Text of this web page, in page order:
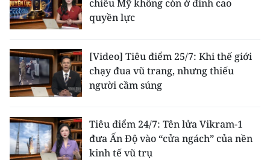
ENGLISH
FRANÇAIS
РУССКИЙ
ESPAÑOL
한국어
chiếu Mỹ không còn ở đỉnh cao
quyền lực
[Video] Tiêu điểm 25/7: Khi thế giới
chạy đua vũ trang, nhưng thiếu
người cầm súng
Tiêu điểm 24/7: Tên lửa Vikram-1
đưa Ấn Độ vào “cửa ngách” của nền
kinh tế vũ trụ